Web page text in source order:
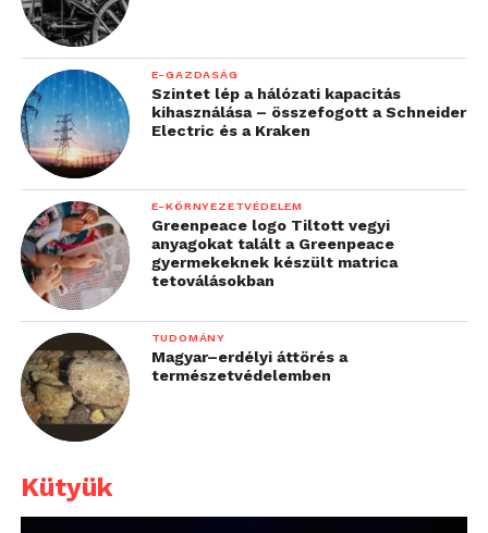
E-GAZDASÁG
Szintet lép a hálózati kapacitás
kihasználása – összefogott a Schneider
Electric és a Kraken
E-KÖRNYEZETVÉDELEM
Greenpeace logo Tiltott vegyi
anyagokat talált a Greenpeace
gyermekeknek készült matrica
tetoválásokban
TUDOMÁNY
Magyar–erdélyi áttörés a
természetvédelemben
Kütyük